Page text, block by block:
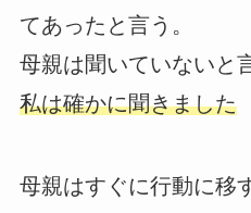
てあったと言う。
母親は聞いていないと
私は確かに聞きました
母親はすぐに行動に移